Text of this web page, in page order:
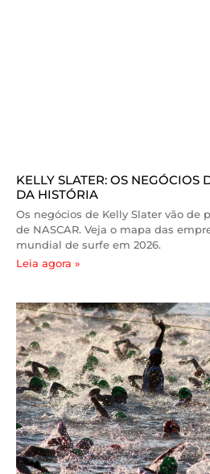
KELLY SLATER: OS NEGÓCIOS
DA HISTÓRIA
Os negócios de Kelly Slater vão de
de NASCAR. Veja o mapa das
mundial de surfe em 2026.
Leia agora »